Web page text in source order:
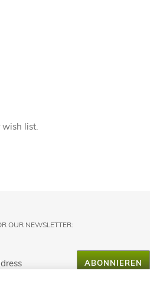
wish list.
OUR NEWSLETTER:
ABONNIEREN